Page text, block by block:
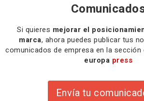
Si quieres mejorar el
marca, ahora puedes publicar tus
comunicados de empresa en la sección
europa press
Envía tu